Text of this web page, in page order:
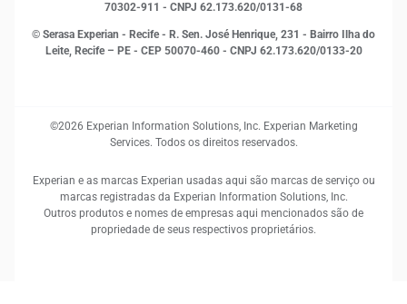
70302-911 - CNPJ 62.173.620/0131-68
© Serasa Experian - Recife - R. Sen. José Henrique, 231 - Bairro Ilha do
Leite, Recife – PE - CEP 50070-460 - CNPJ 62.173.620/0133-20
©2026 Experian Information Solutions, Inc. Experian Marketing
Services. Todos os direitos reservados.
Experian e as marcas Experian usadas aqui são marcas de serviço ou
marcas registradas da Experian Information Solutions, Inc.
Outros produtos e nomes de empresas aqui mencionados são de
propriedade de seus respectivos proprietários.